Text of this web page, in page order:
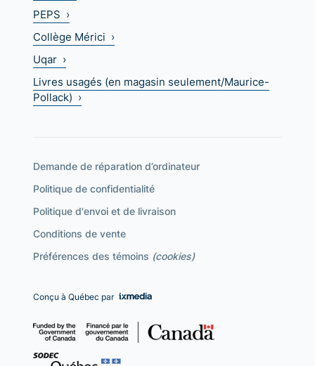
PEPS ›
Collège Mérici ›
Uqar ›
Livres usagés (en magasin seulement/Maurice-
Pollack) ›
Demande de réparation d’ordinateur
Politique de confidentialité
Politique d'envoi et de livraison
Conditions de vente
Préférences des témoins (cookies)
Conçu à Québec par